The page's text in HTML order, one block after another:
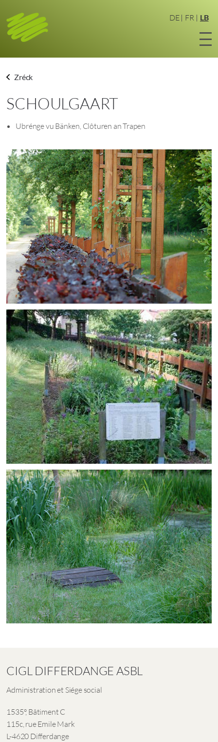
DE FR LB
Zréck
SCHOULGAART
Ubrénge vu Bänken, Clôturen an Trapen
CIGL DIFFERDANGE ASBL
Administration et Siége social
1535°, Bâtiment C
115c, rue Emile Mark
L-4620 Differdange